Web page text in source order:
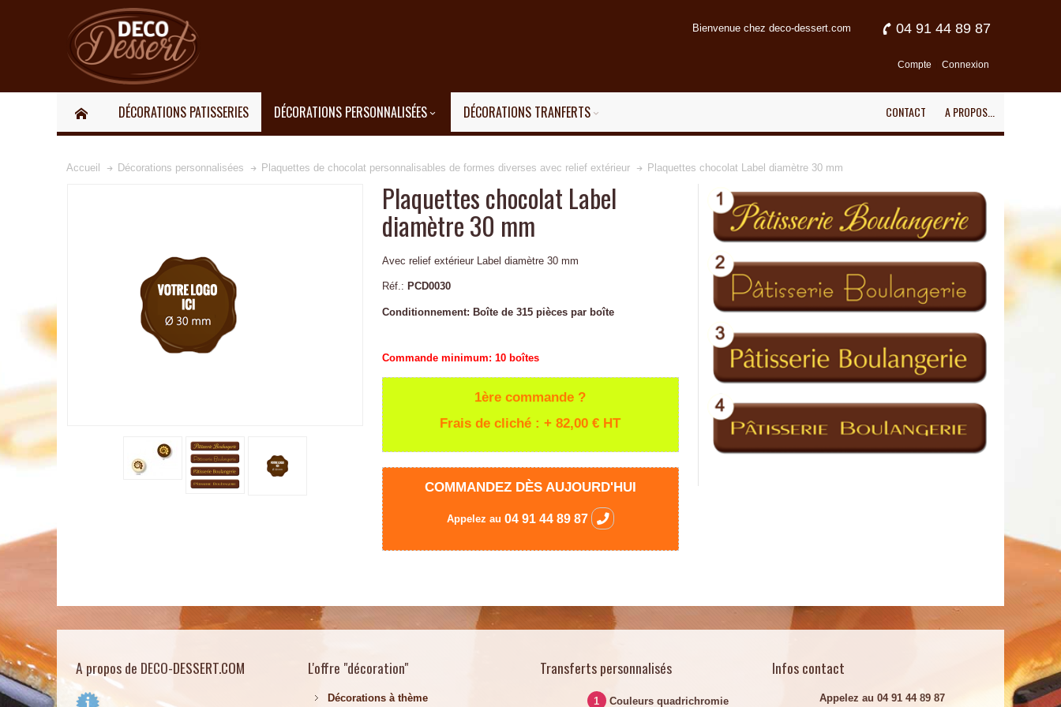
04 91 44 89 87
Bienvenue chez deco-dessert.com
Compte Connexion
DÉCORATIONS PATISSERIES DÉCORATIONS PERSONNALISÉES DÉCORATIONS TRANFERTS A PROPOS...
CONTACT
Accueil Décorations personnalisées Plaquettes de chocolat personnalisables de formes diverses avec relief extérieur Plaquettes chocolat Label diamètre 30 mm
Plaquettes chocolat Label
diamètre 30 mm
Avec relief extérieur Label diamètre 30 mm
Réf.: PCD0030
Conditionnement: Boîte de 315 pièces par boîte
Commande minimum: 10 boîtes
1ère commande ?
Frais de cliché : + 82,00 € HT
COMMANDEZ DÈS AUJOURD'HUI
Appelez au04 91 44 89 87
A propos de DECO-DESSERT.COM L'offre "décoration"
Décorations à thème
Transferts personnalisés
1 Couleurs quadrichromie
Infos contact
Appelez au 04 91 44 89 87